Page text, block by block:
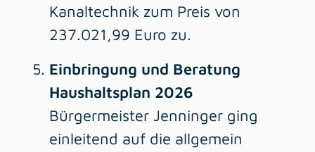
Kanaltechnik zum Preis von
237.021,99 Euro zu.
Einbringung und Beratung
Haushaltsplan 2026
Bürgermeister Jenninger ging
einleitend auf die allgemein